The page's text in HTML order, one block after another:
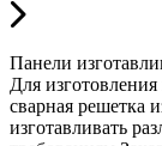
Панели
Для
сварная решетка
изготавливать